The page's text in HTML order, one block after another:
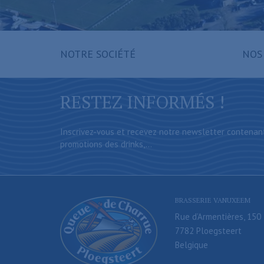
NOTRE SOCIÉTÉ
RESTEZ INFORMÉS !
Inscrivez-vous et recevez notre newsletter
promotions des drinks,...
BRASSERIE VANUXEEM
Rue d’Armentières, 150
7782 Ploegsteert
Belgique